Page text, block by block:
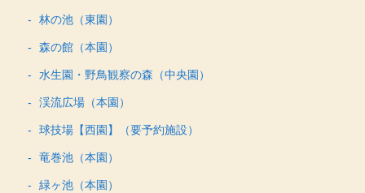
林の池（東園）
森の館（本園）
水生園・野鳥観察の森（中央園）
渓流広場（本園）
球技場【西園】（要予約施設）
竜巻池（本園）
緑ヶ池（本園）